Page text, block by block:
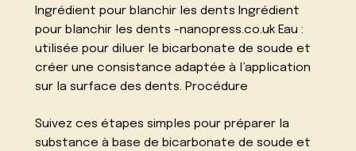
Ingrédient pour blanchir les dents Ingrédient
pour blanchir les dents -nanopress.co.uk Eau :
utilisée pour diluer le bicarbonate de soude et
créer une consistance adaptée à l’application
sur la surface des dents. Procédure
Suivez ces étapes simples pour préparer la
substance à base de bicarbonate de soude et